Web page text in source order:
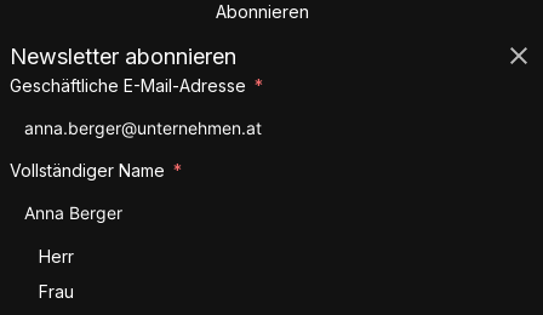
Abonnieren
Newsletter abonnieren
Geschäftliche E-Mail-Adresse
Vollständiger Name
Anrede
Herr
Frau